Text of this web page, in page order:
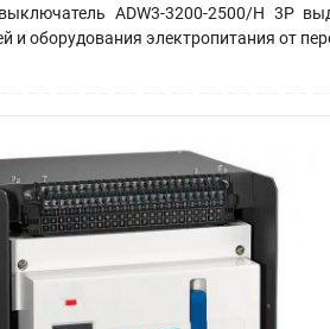
ADW3-3200-2500/H 3P
и оборудования электропитания от